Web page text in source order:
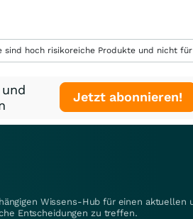
hoch risikoreiche Produkte und nicht
Jetzt abonnieren!
Wissens-Hub für einen aktuellen
Entscheidungen zu treffen.